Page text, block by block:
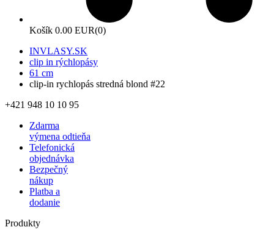
Košík 0.00 EUR(0)
INVLASY.SK
clip in rýchlopásy
61 cm
clip-in rychlopás stredná blond #22
+421 948 10 10 95
Zdarma
výmena odtieňa
Telefonická
objednávka
Bezpečný
nákup
Platba a
dodanie
Produkty